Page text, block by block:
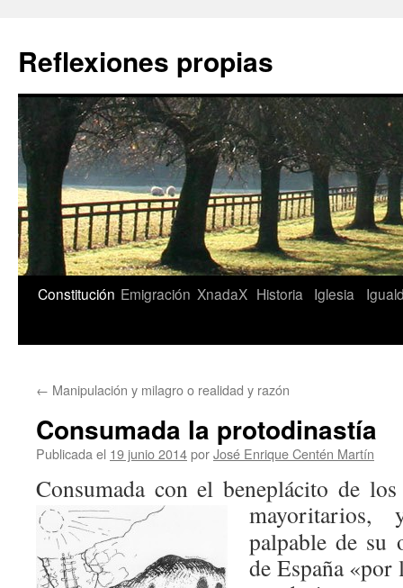
contenido
Reflexiones propias
Constitución Emigración XnadaX Historia Iglesia
← Manipulación y milagro o realidad y razón
Consumada la protodinastía
Publicada el 19 junio 2014porJosé Enrique Centén Martín
Consumada con el beneplácito de
palpable de su
de España